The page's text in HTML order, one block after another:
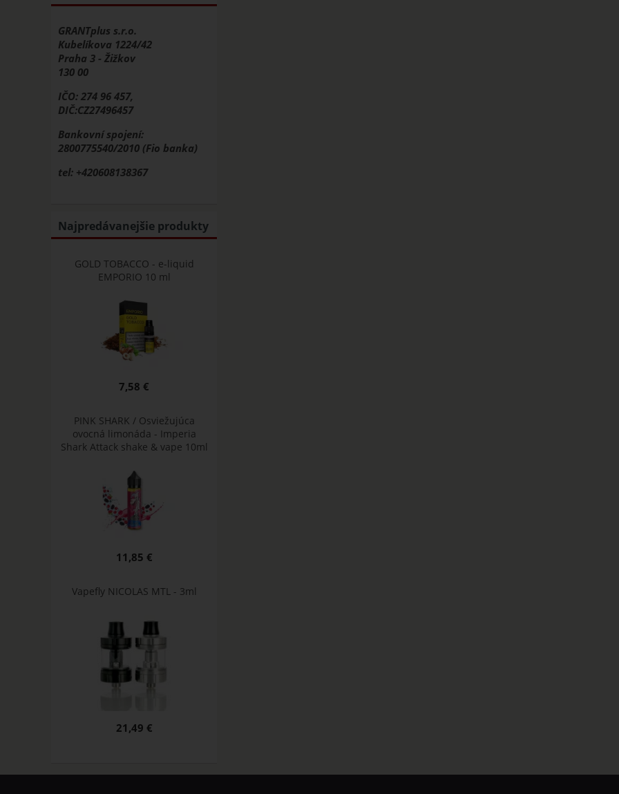
GRANTplus s.r.o.
Kubelíkova 1224/42
Praha 3 - Žižkov
130 00
IČO: 274 96 457,
DIČ:CZ27496457
Bankovní spojení:
2800775540/2010 (Fio banka)
tel: +420608138367
Najpredávanejšie produkty
GOLD TOBACCO - e-liquid
EMPORIO 10 ml
7,58 €
PINK SHARK / Osviežujúca
ovocná limonáda - Imperia
Shark Attack shake & vape 10ml
11,85 €
Vapefly NICOLAS MTL - 3ml
21,49 €